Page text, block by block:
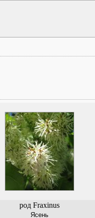
род Fraxinus
Ясень